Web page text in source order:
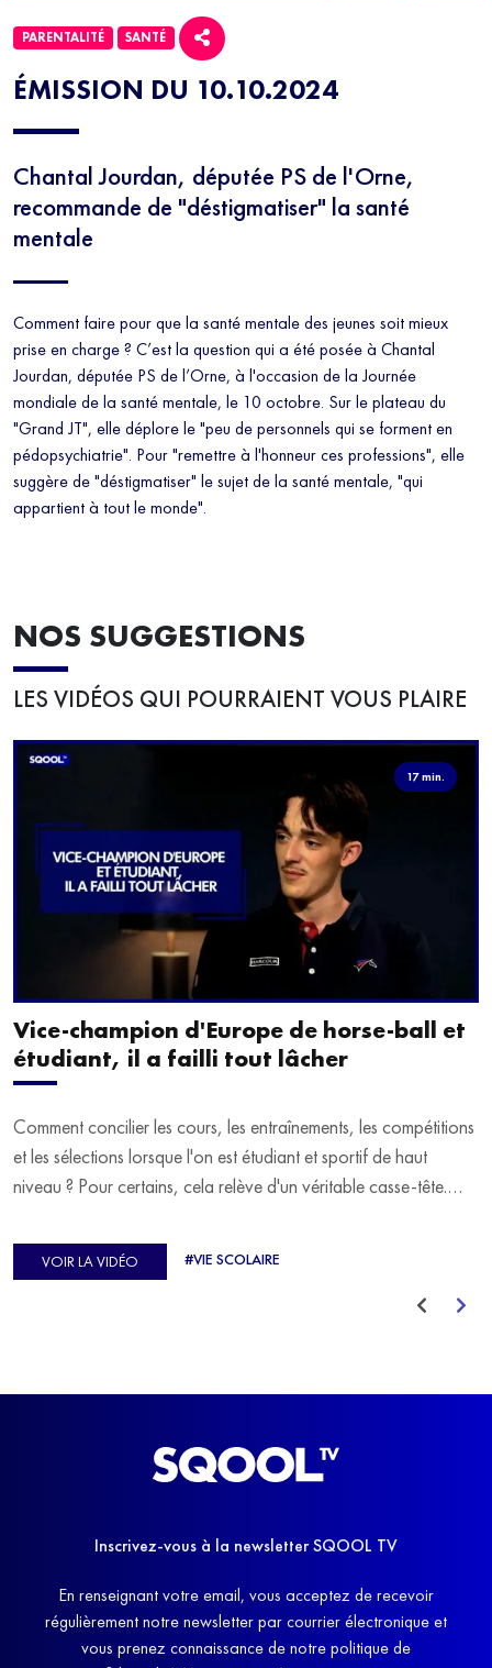
ÉMISSION DU 10.10.2024
Chantal Jourdan, députée PS de l'Orne,
recommande de "déstigmatiser" la santé
mentale
Comment faire pour que la santé mentale des jeunes soit mieux
prise en charge ? C’est la question qui a été posée à Chantal
Jourdan, députée PS de l’Orne, à l'occasion de la Journée
mondiale de la santé mentale, le 10 octobre. Sur le plateau du
"Grand JT", elle déplore le "peu de personnels qui se forment en
pédopsychiatrie". Pour "remettre à l'honneur ces professions", elle
suggère de "déstigmatiser" le sujet de la santé mentale, "qui
appartient à tout le monde".
PARENTALITÉ SANTÉ
NOS SUGGESTIONS
LES VIDÉOS QUI POURRAIENT VOUS PLAIRE
17 min.
Vice-champion d'Europe de horse-ball et
étudiant, il a failli tout lâcher
Comment concilier les cours, les entraînements, les compétitions
et les sélections lorsque l'on est étudiant et sportif de haut
niveau ? Pour certains, cela relève d'un véritable casse-tête.
d'Europe de Horse-ball, qui a failli abandonner ses études
avant de trouver un nouvel équilibre.
VOIR LA VIDÉO #VIE SCOLAIRE
Inscrivez-vous à la newsletter SQOOL TV
En renseignant votre email, vous acceptez de recevoir
régulièrement notre newsletter par courrier électronique et
vous prenez connaissance de notre politique de